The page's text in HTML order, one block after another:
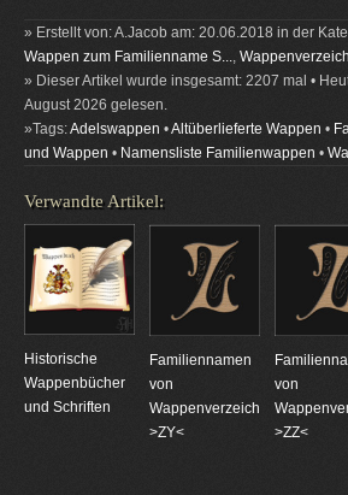
» Erstellt von: A.Jacob am: 20.06.2018 in der
Wappen zum Familienname S...,
» Dieser Artikel wurde insgesamt: 2207 mal •
August 2026 gelesen.
»Tags:Adelswappen •Altüberlieferte Wappen •
und Wappen • Namensliste Familienwappen •
Verwandte Artikel:
Historische
Wappenbücher
und Schriften
Familiennamen
von
Wappenverzeichnungen
>ZY<
von
>ZZ<